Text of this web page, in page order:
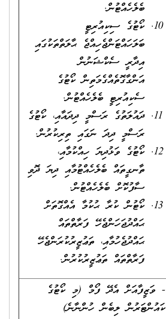
ބެލެހެއްޓުން.
ކޯޓުގެ ސިކިއުރިޓީ
ބަލަހައްޓަންޖެހިއްޖެ ޙާލަތްތަކުގައި
އިދާރީ ސެކްޝަނުން
އަންގާގޮތެއްގެމަތިން ކޯޓުގެ
ސެކިއުރިޓީ ބެލެހެއްޓުން.
ދައުލަތުގެ ރަސްމީ ދިދައާއި، ކޯޓުގެ
ރަސްމީ ދިދަ ނަގައި ތިރިކުރުން.
ކޯޓުގެ ވަޅުދިޔަ ހިއްކުމާއި،
ތާނގީތައް ބެލެހެއްޓުމާއި ދިޔަ ދޮވި
ސާފުކޮށް ބެލެހެއްޓުން.
ކޯޓުން ކުރާ ޙުކުމާ އެއްގޮތަށް
ޙައްދުޖަހަންޖެހޭ ފަރާތްތައް
ޙައްދުޖެހުމާއި، ތަޢުޒީރުކުރަންޖެހޭ
ފަރާތްތައް ތަޢުޒީރުކުރުން.
- ވަޒީފާއަށް އެދޭ ފޯމް (މި ކޯޓުގެ
ކައުންޓަރުން ލިބެން ހުންނާނެ)